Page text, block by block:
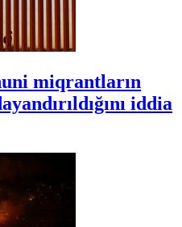
miqrantların
iddia